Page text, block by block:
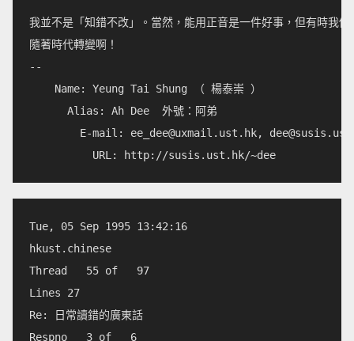
我並不是「知錯不改」。當然，能用正音是一件好事，但有時我們
隨著時代轉變啊！
--
    Name: Yeung Tai Shung （ 楊泰崇 ）
      Alias: Ah Dee  外號：阿弟
        E-mail:
ee_dee@uxmail.ust.hk,
Tue, 05 Sep 1995 13:42:16
hkust.chinese
Thread   55 of   97
Lines 27
Re: 日常讀錯的廣東話